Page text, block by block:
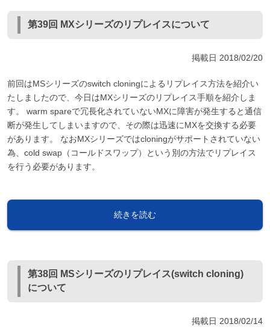
第39回 MXシリーズのリプレイスについて
掲載日2018/02/20
前回はMSシリーズのswitch cloningによるリプレイス方法を紹介い
たしましたので、今日はMXシリーズのリプレイス手順を紹介しま
す。 warm spareで冗長化されていないMXに障害が発生すると通信
断が発生してしまいますので、その際は迅速にMXを交換する必要
があります。 なおMXシリーズではcloningがサポートされていない
為、cold swap（コールドスワップ）という別の方法でリプレイス
を行う必要があります。
続きを読む
第38回 MSシリーズのリプレイス(switch cloning)
について
掲載日2018/02/14